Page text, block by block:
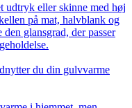
udtryk eller skinne med høj
på mat, halvblank og
glansgrad, der passer
du din gulvvarme